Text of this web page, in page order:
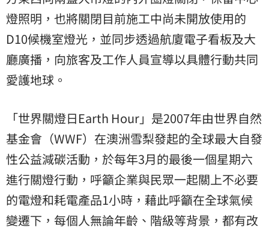
燈照明，也將關閉目前施工中尚未開放使用的
D10候機室燈光，並同步透過航廈電子看板及大
廳廣播，向旅客及工作人員宣導以具體行動共同
愛護地球。
「世界關燈日Earth Hour」是2007年由世界自然
基金會（WWF）在澳洲雪梨發起的全球最大自發
性公益減碳活動，於每年3月的最後一個星期六
進行關燈行動，呼籲企業與民眾一起關上不必要
的電燈和耗電產品1小時，藉此呼籲在全球氣候
變遷下，每個人無論年齡、階級等背景，都有改